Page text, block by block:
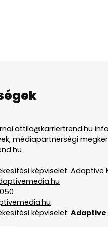
médiapartnerségi
képviselet: Adaptive
képviselet: Adaptive